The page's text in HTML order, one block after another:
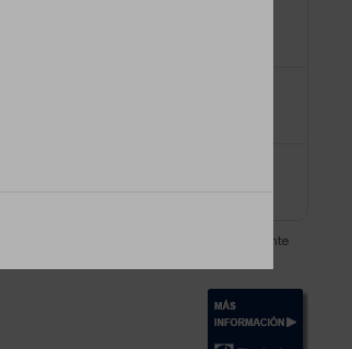
de la toma de agua y/o de la corriente